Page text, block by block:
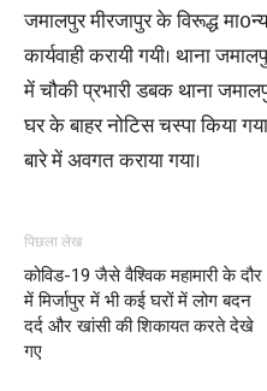
जमालपुर मीरजापुर के विरूद्ध
कार्यवाही करायी गयी। थाना
में चौकी प्रभारी डबक थाना
घर के बाहर नोटिस चस्पा किया
बारे में अवगत कराया गया।
पिछला लेख
कोविड-19 जैसे वैश्विक महामारी के दौर
में मिर्जापुर में भी कई घरों में लोग बदन
दर्द और खांसी की शिकायत करते देखे
गए